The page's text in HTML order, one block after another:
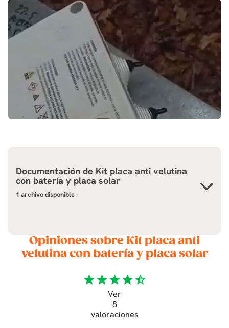
Documentación de Kit placa anti velutina
con batería y placa solar
1 archivo disponible
Opiniones sobre Kit placa anti
velutina con batería y placa solar
starstarstarstarstar_half
Ver
8
valoraciones